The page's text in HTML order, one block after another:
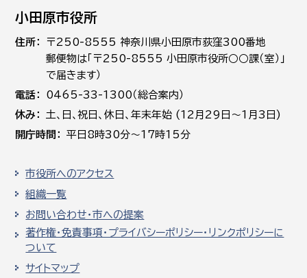
小田原市役所
住所
〒250-8555 神奈川県小田原市荻窪300番地
郵便物は「〒250-8555 小田原市役所○○課（室）」
で届きます）
電話
0465-33-1300（総合案内）
休み
土､日､祝日、休日、年末年始 (12月29日～1月3日)
開庁時間
平日8時30分～17時15分
市役所へのアクセス
組織一覧
お問い合わせ・市への提案
著作権・免責事項・プライバシーポリシー・リンクポリシーに
ついて
サイトマップ